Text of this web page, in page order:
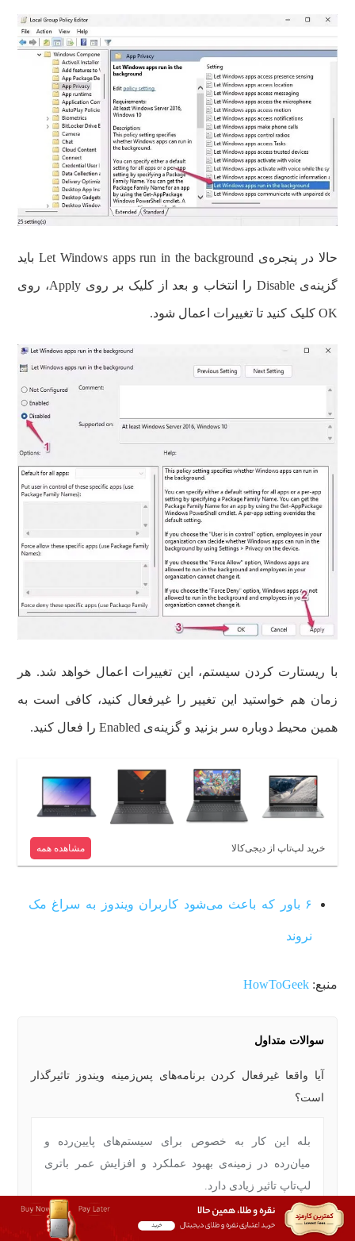
حالا در پنجره‌ی Let Windows apps run in the background باید
گزینه‌ی Disable را انتخاب و بعد از کلیک بر روی Apply، روی
OK کلیک کنید تا تغییرات اعمال شود.
با ریستارت کردن سیستم، این تغییرات اعمال خواهد شد. هر
زمان هم خواستید این تغییر را غیرفعال کنید، کافی است به
همین محیط دوباره سر بزنید و گزینه‌ی Enabled را فعال کنید.
خرید لپ‌تاپ از دیجی‌کالا مشاهده همه
۶ باور که باعث می‌شود کاربران ویندوز به سراغ مک
نروند
منبع:HowToGeek
سوالات متداول
آیا واقعا غیرفعال کردن برنامه‌های پس‌زمینه ویندوز تاثیرگذار
است؟
بله این کار به خصوص برای سیستم‌های پایین‌رده و
میان‌رده در زمینه‌ی بهبود عملکرد و افزایش عمر باتری
لپ‌تاپ تاثیر زیادی دارد.
آیا به راحتی می‌توانیم برنامه‌های پس‌زمینه ویندوز را غیرفعال